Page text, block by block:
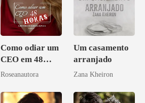
Como odiar um
CEO em 48
horas
Roseanautora
Um casamento
arranjado
Zana Kheiron